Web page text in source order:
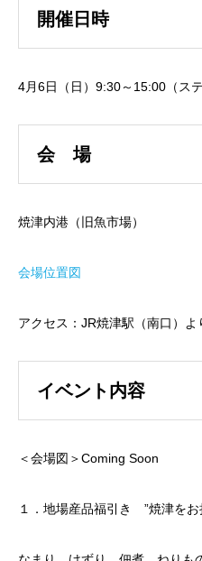
開催日時
4月6日（日）9:30～15:00（ス
会 場
焼津内港（旧魚市場）
会場位置図
アクセス：JR焼津駅（南口）よ
イベント内容
＜会場図＞Coming Soon
１．地場産品福引き ”焼津をお